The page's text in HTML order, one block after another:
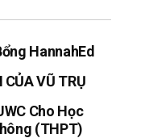
HannahEd
CỦA VŨ TRỤ
Cho Học
(THPT)